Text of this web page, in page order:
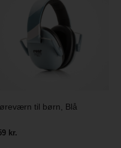
til børn, Blå
kr.